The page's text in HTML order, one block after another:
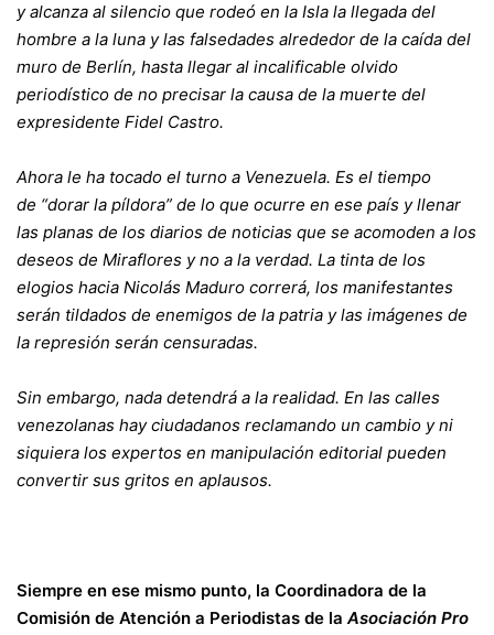
y alcanza al silencio que rodeó en la Isla la llegada del
hombre a la luna y las falsedades alrededor de la caída del
muro de Berlín, hasta llegar al incalificable olvido
periodístico de no precisar la causa de la muerte del
expresidente Fidel Castro.
Ahora le ha tocado el turno a Venezuela. Es el tiempo
de “dorar la píldora” de lo que ocurre en ese país y llenar
las planas de los diarios de noticias que se acomoden a los
deseos de Miraflores y no a la verdad. La tinta de los
elogios hacia Nicolás Maduro correrá, los manifestantes
serán tildados de enemigos de la patria y las imágenes de
la represión serán censuradas.
Sin embargo, nada detendrá a la realidad. En las calles
venezolanas hay ciudadanos reclamando un cambio y ni
siquiera los expertos en manipulación editorial pueden
convertir sus gritos en aplausos.
Siempre en ese mismo punto, la Coordinadora de la
Comisión de Atención a Periodistas de laAsociación Pro